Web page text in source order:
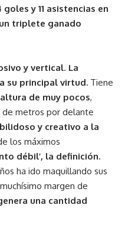
y 11 asistencias en
triplete ganado
y vertical. La
su principal virtud. Tiene
de muy pocos,
metros por delante
y creativo a la
los máximos
débil’, la definición.
ha ido maquillando sus
margen de
una cantidad